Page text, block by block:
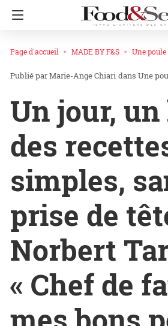
Page d'accueil MADE BY F&S Une
Marie-Ange Chiari dans Une
Un jour,
des
simples,
prise de
Norbert
« Chef de